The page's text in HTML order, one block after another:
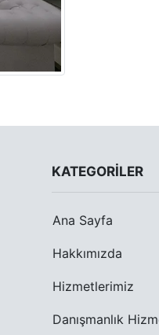
KATEGORILER
Ana Sayfa
Hakkımızda
Hizmetlerimiz
Danışmanlık